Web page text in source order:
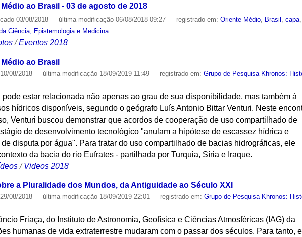
ao Brasil - 03 de agosto de 2018
03/08/2018— última modificação 06/08/2018 09:27— registrado em:Oriente Médio Brasil ,capa
Ciência, Epistemologia e Medicina
/Eventos 2018
ao Brasil
10/08/2018— última modificação 18/09/2019 11:49— registrado em:Grupo de Pesquisa Khronos:
estar relacionada não apenas ao grau de sua disponibilidade, mas também à
hídricos disponíveis, segundo o geógrafo Luís Antonio Bittar Venturi. Neste
Venturi buscou demonstrar que acordos de cooperação de uso compartilhado de
de desenvolvimento tecnológico "anulam a hipótese de escassez hídrica e
disputa por água". Para tratar do uso compartilhado de bacias hidrográficas, ele
da bacia do rio Eufrates - partilhada por Turquia, Síria e Iraque.
/Videos 2018
a Pluralidade dos Mundos, da Antiguidade ao Século XXI
29/08/2018— última modificação 18/09/2019 22:01— registrado em:Grupo de Pesquisa Khronos:
Friaça, do Instituto de Astronomia, Geofísica e Ciências Atmosféricas (IAG) da
humanas de vida extraterrestre mudaram com o passar dos séculos. Para tanto,